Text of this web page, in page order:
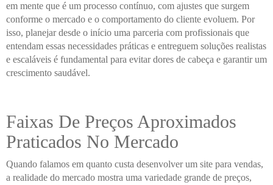
em mente que é um processo contínuo, com ajustes que surgem
conforme o mercado e o comportamento do cliente evoluem. Por
isso, planejar desde o início uma parceria com profissionais que
entendam essas necessidades práticas e entreguem soluções realistas
e escaláveis é fundamental para evitar dores de cabeça e garantir um
crescimento saudável.
Faixas De Preços Aproximados
Praticados No Mercado
Quando falamos em quanto custa desenvolver um site para vendas,
a realidade do mercado mostra uma variedade grande de preços,